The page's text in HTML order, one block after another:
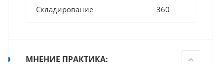
Складирование 360
МНЕНИЕ ПРАКТИКА: